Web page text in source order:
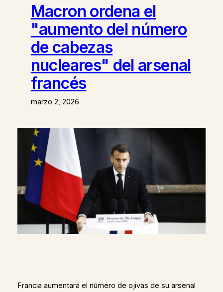
Macron ordena el
"aumento del número
de cabezas
nucleares" del arsenal
francés
marzo 2, 2026
Francia aumentará el número de ojivas de su arsenal